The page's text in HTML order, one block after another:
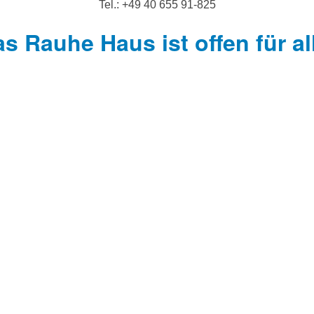
Tel.: +49 40 655 91-825
Rauhe Haus ist offen für